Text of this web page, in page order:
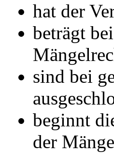
hat der
beträgt
sind bei
beginnt
der